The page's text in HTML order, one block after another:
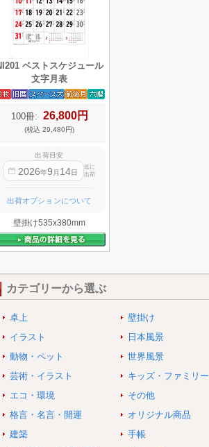
ベストスケジュール
文字月表
100冊: 26,800円
(税込 29,480円)
出荷目安
2026年9 月 14日
迄に
出荷
出荷オプションについて
壁掛け535x380mm
カテゴリーから選ぶ
卓上 壁掛け
イラスト
日本風景
動物・ペット
世界風景
芸術・イラスト
キッズ・ファミリー
エコ・環境
その他
格言・名言・開運
オリジナル商品
建築
手帳